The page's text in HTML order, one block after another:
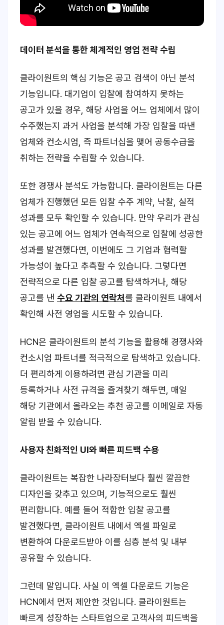
데이터 분석을 통한 체계적인 영업 전략 수립
클라이원트의 핵심 기능은 공고 검색이 아닌 분석
기능입니다. 대기업이 입찰에 참여하지 못하는
공고가 있을 경우, 해당 사업을 어느 업체에서 많이
수주했는지 과거 사업을 분석해 가장 입찰을 따낸
업체와 컨소시엄, 즉 파트너십을 맺어 공동수급을
취하는 전략을 수립할 수 있습니다.
또한 경쟁사 분석도 가능합니다. 클라이원트는 다른
업체가 진행했던 모든 입찰 수주 계약, 낙찰, 실적
성과를 모두 확인할 수 있습니다. 만약 우리가 관심
있는 공고에 어느 업체가 연속적으로 입찰에 성공한
성과를 발견했다면, 이번에도 그 기업과 협력할
가능성이 높다고 추측할 수 있습니다. 그렇다면
전략적으로 다른 입찰 공고를 탐색하거나, 해당
공고를 낸 수요 기관의 연락처를 클라이원트 내에서
확인해 사전 영업을 시도할 수 있습니다.
HCN은 클라이원트의 분석 기능을 활용해 경쟁사와
컨소시엄 파트너를 적극적으로 탐색하고 있습니다.
더 편리하게 이용하려면 관심 기관을 미리
등록하거나 사전 규격을 즐겨찾기 해두면, 매일
해당 기관에서 올라오는 추천 공고를 이메일로 자동
알림 받을 수 있습니다.
사용자 친화적인 UI와 빠른 피드백 수용
클라이원트는 복잡한 나라장터보다 훨씬 깔끔한
디자인을 갖추고 있으며, 기능적으로도 훨씬
편리합니다. 예를 들어 적합한 입찰 공고를
발견했다면, 클라이원트 내에서 엑셀 파일로
변환하여 다운로드받아 이를 심층 분석 및 내부
공유할 수 있습니다.
그런데 말입니다. 사실 이 엑셀 다운로드 기능은
HCN에서 먼저 제안한 것입니다. 클라이원트는
빠르게 성장하는 스타트업으로 고객사의 피드백을